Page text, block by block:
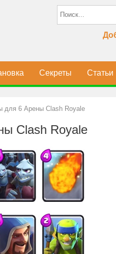
Секреты Статьи
для 6 Арены Clash Royale
Clash Royale